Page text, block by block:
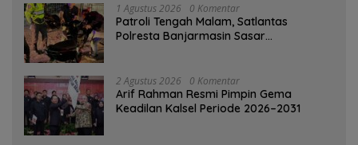
1 Agustus 2026 0 Komentar
Patroli Tengah Malam, Satlantas
Polresta Banjarmasin Sasar
2 Agustus 2026 0 Komentar
Arif Rahman Resmi Pimpin Gema
Keadilan Kalsel Periode 2026–2031